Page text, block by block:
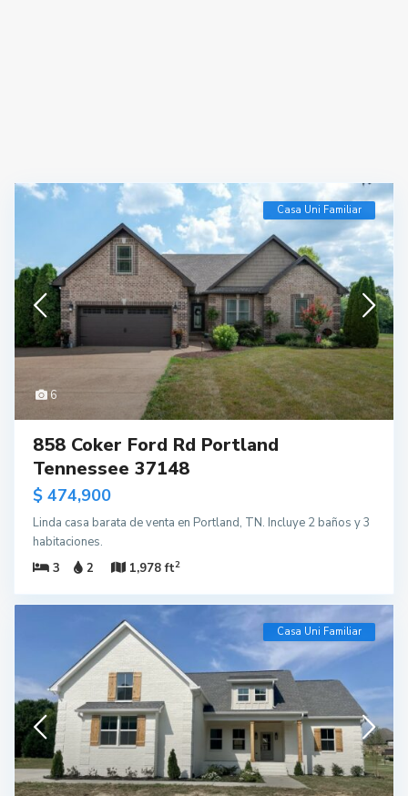
6
Casa Uni Familiar
858 Coker Ford Rd Portland
Tennessee 37148
$ 474,900
Linda casa barata de venta en Portland, TN. Incluye 2 baños y 3
habitaciones.
3
2 1,978 ft2
Casa Uni Familiar